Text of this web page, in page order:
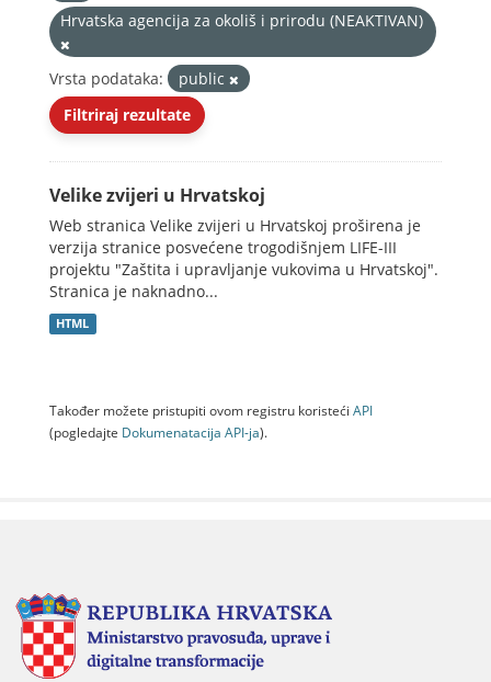
Hrvatska agencija za okoliš i prirodu (NEAKTIVAN)
Vrsta podataka:
public
Filtriraj rezultate
Velike zvijeri u Hrvatskoj
Web stranica Velike zvijeri u Hrvatskoj proširena je
verzija stranice posvećene trogodišnjem LIFE-III
projektu "Zaštita i upravljanje vukovima u Hrvatskoj".
Stranica je naknadno...
HTML
Također možete pristupiti ovom registru koristeći API
(pogledajte Dokumenаtаcijа API-jа).